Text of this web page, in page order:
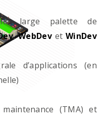
large palette de
,WebDevet WinDev
d’applications (en
(TMA) et